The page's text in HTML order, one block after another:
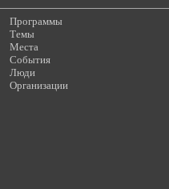
Программы
Темы
Места
События
Люди
Организации